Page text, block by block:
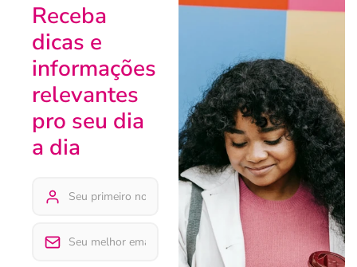
Receba
dicas e
informações
relevantes
pro seu dia
a dia